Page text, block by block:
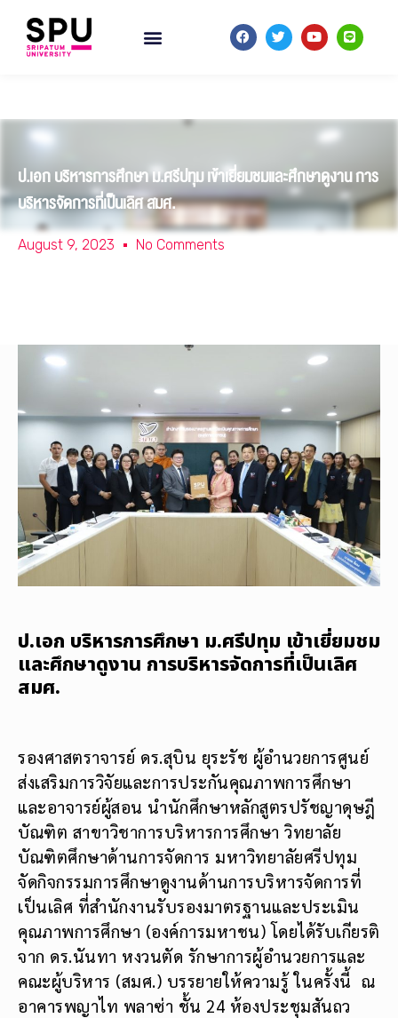
ป.เอก บริหารการศึกษา ม.ศรีปทุม เข้าเยี่ยมชมและศึกษาดูงาน การ
บริหารจัดการที่เป็นเลิศ สมศ.
August 9, 2023 No Comments
ป.เอก บริหารการศึกษา ม.ศรีปทุม เข้าเยี่ยมชม
และศึกษาดูงาน การบริหารจัดการที่เป็นเลิศ
สมศ.
รองศาสตราจารย์ ดร.สุบิน ยุระรัช ผู้อำนวยการศูนย์
ส่งเสริมการวิจัยและการประกันคุณภาพการศึกษา
และอาจารย์ผู้สอน นำนักศึกษาหลักสูตรปรัชญาดุษฎี
บัณฑิต สาขาวิชาการบริหารการศึกษา วิทยาลัย
บัณฑิตศึกษาด้านการจัดการ มหาวิทยาลัยศรีปทุม
จัดกิจกรรมการศึกษาดูงานด้านการบริหารจัดการที่
เป็นเลิศ ที่สำนักงานรับรองมาตรฐานและประเมิน
คุณภาพการศึกษา (องค์การมหาชน) โดยได้รับเกียรติ
จาก ดร.นันทา หงวนตัด รักษาการผู้อำนวยการและ
คณะผู้บริหาร (สมศ.) บรรยายให้ความรู้ ในครั้งนี้ ณ
อาคารพญาไท พลาซ่า ชั้น 24 ห้องประชุมสันถว